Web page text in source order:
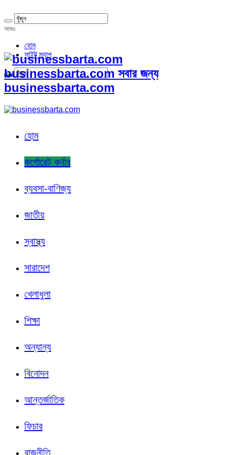
আজঃ
হোম
সাইট ম্যাপ
businessbarta.com সবার জন্য
businessbarta.com
হোম
কর্পোরেট কর্নার
ব্যবসা-বাণিজ্য
জাতীয়
স্বাস্থ্য
সারাদেশ
খেলাধুলা
শিক্ষা
অন্যান্য
বিনোদন
আন্তর্জাতিক
ফিচার
রাজনীতি